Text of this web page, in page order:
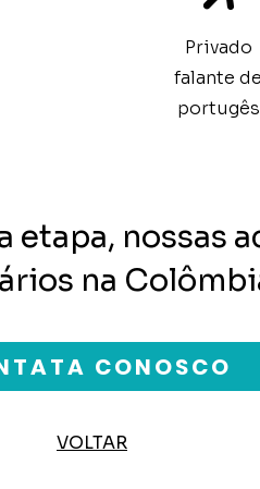
Privado
falante de
portugês
etapa, nossas
na
CONOSCO
VOLTAR